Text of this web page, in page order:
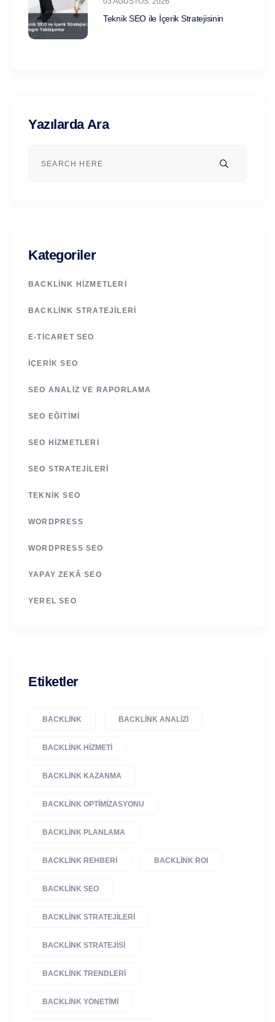
Teknik SEO ile İçerik Stratejisinin
Yazılarda Ara
Kategoriler
BACKLINK HIZMETLERI
BACKLINK STRATEJILERI
E-TICARET SEO
İÇERIK SEO
SEO ANALIZ VE RAPORLAMA
SEO EĞITIMI
SEO HIZMETLERI
SEO STRATEJILERI
TEKNIK SEO
WORDPRESS
WORDPRESS SEO
YAPAY ZEKÂ SEO
YEREL SEO
Etiketler
BACKLINK BACKLINK ANALIZI
BACKLINK HIZMETI
BACKLINK KAZANMA
BACKLINK OPTIMIZASYONU
BACKLINK PLANLAMA
BACKLINK REHBERI BACKLINK ROI
BACKLINK SEO
BACKLINK STRATEJILERI
BACKLINK STRATEJISI
BACKLINK TRENDLERI
BACKLINK YÖNETIMI